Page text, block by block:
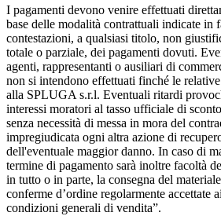
I pagamenti devono venire effettuati
base delle modalità contrattuali indicate in
contestazioni, a qualsiasi titolo, non
totale o parziale, dei pagamenti dovuti.
agenti, rappresentanti o ausiliari di
non si intendono effettuati finché le
alla SPLUGA s.r.l. Eventuali ritardi
interessi moratori al tasso ufficiale di
senza necessità di messa in mora del
impregiudicata ogni altra azione di
dell'eventuale maggior danno. In caso di
termine di pagamento sarà inoltre facoltà
in tutto o in parte, la consegna del
conferme d’ordine regolarmente accettate
condizioni generali di vendita”.